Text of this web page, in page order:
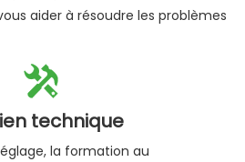
aider à résoudre les problèmes

technique
la formation au